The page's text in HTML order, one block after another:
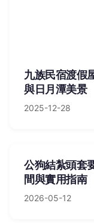
九族民宿渡假
與日月潭美景
2025-12-28
公狗結紮頭套
間與實用指南
2026-05-12